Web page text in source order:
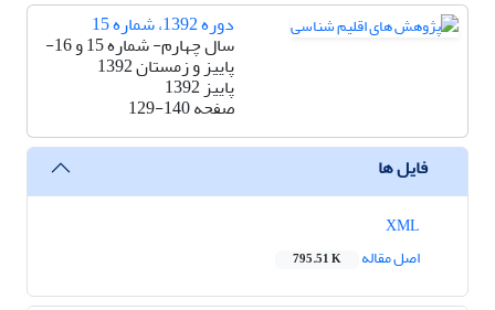
دوره 1392، شماره 15
سال چهارم- شماره 15 و 16-
پاییز و زمستان 1392
پاییز 1392
صفحه129-140
فایل ها
اصل مقاله
795.51 K